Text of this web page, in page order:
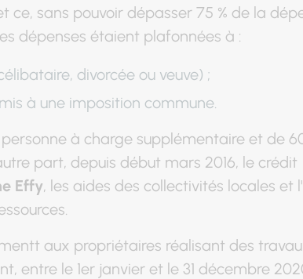
sans pouvoir dépasser 75 % de la
dépenses étaient plafonnées à :
divorcée ou veuve) ;
à une imposition commune.
à charge supplémentaire et de
part, depuis début mars 2016, le crédit
Effy, les aides des collectivités locales et l'
aux propriétaires réalisant des
entre le 1er janvier et le 31 décembre